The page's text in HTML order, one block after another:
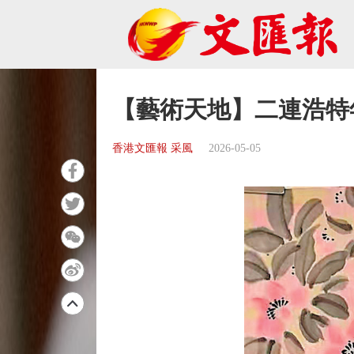
【藝術天地】二連浩
香港文匯報 采風 2026-05-05